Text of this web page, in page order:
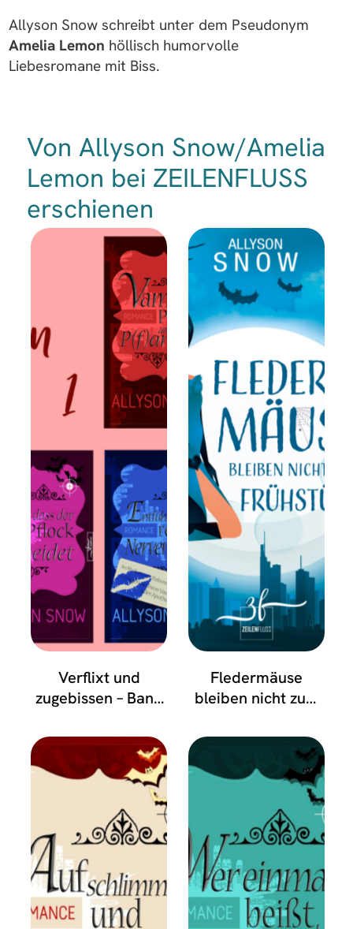
Allyson Snow schreibt unter dem Pseudonym
Amelia Lemon höllisch humorvolle
Liebesromane mit Biss.
Von Allyson Snow/Amelia
Lemon bei ZEILENFLUSS
erschienen
Verflixt und
zugebissen – Band
Fledermäuse
bleiben nicht zum